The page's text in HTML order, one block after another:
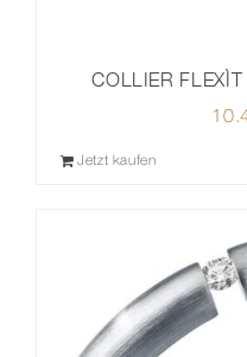
COLLIER
Jetzt kaufen